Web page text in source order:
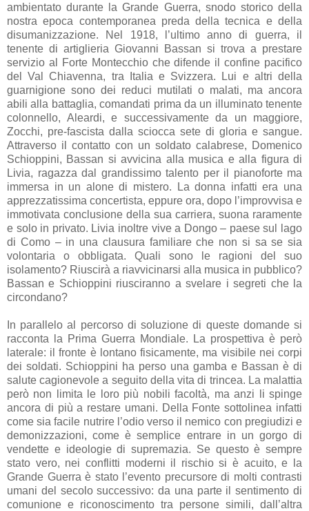
ambientato durante la Grande Guerra, snodo storico della
nostra epoca contemporanea preda della tecnica e della
disumanizzazione. Nel 1918, l’ultimo anno di guerra, il
tenente di artiglieria Giovanni Bassan si trova a prestare
servizio al Forte Montecchio che difende il confine pacifico
del Val Chiavenna, tra Italia e Svizzera. Lui e altri della
guarnigione sono dei reduci mutilati o malati, ma ancora
abili alla battaglia, comandati prima da un illuminato tenente
colonnello, Aleardi, e successivamente da un maggiore,
Zocchi, pre-fascista dalla sciocca sete di gloria e sangue.
Attraverso il contatto con un soldato calabrese, Domenico
Schioppini, Bassan si avvicina alla musica e alla figura di
Livia, ragazza dal grandissimo talento per il pianoforte ma
immersa in un alone di mistero. La donna infatti era una
apprezzatissima concertista, eppure ora, dopo l’improvvisa e
immotivata conclusione della sua carriera, suona raramente
e solo in privato. Livia inoltre vive a Dongo – paese sul lago
di Como – in una clausura familiare che non si sa se sia
volontaria o obbligata. Quali sono le ragioni del suo
isolamento? Riuscirà a riavvicinarsi alla musica in pubblico?
Bassan e Schioppini riusciranno a svelare i segreti che la
circondano?
In parallelo al percorso di soluzione di queste domande si
racconta la Prima Guerra Mondiale. La prospettiva è però
laterale: il fronte è lontano fisicamente, ma visibile nei corpi
dei soldati. Schioppini ha perso una gamba e Bassan è di
salute cagionevole a seguito della vita di trincea. La malattia
però non limita le loro più nobili facoltà, ma anzi li spinge
ancora di più a restare umani. Della Fonte sottolinea infatti
come sia facile nutrire l’odio verso il nemico con pregiudizi e
demonizzazioni, come è semplice entrare in un gorgo di
vendette e ideologie di supremazia. Se questo è sempre
stato vero, nei conflitti moderni il rischio si è acuito, e la
Grande Guerra è stato l’evento precursore di molti contrasti
umani del secolo successivo: da una parte il sentimento di
comunione e riconoscimento tra persone simili, dall’altra